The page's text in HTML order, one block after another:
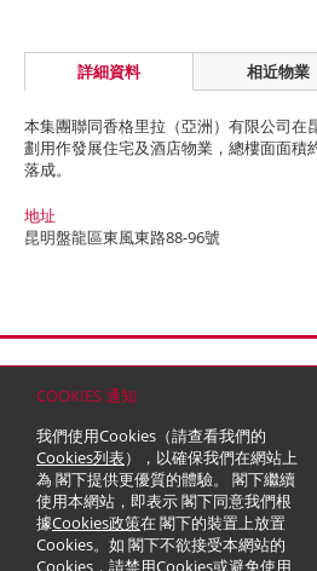
COOKIES 通知
我們使用Cookies（請查看我們的
Cookies列表），以確保我們在網站上
為 閣下提供更優質的體驗。 閣下繼續
使用本網站，即表示 閣下同意我們根
據Cookies政策在 閣下的裝置上放置
Cookies。如 閣下不欲接受本網站的
Cookies，請禁用Cookies或避免使用
詳細資料 相近物業
本集團聯同香格里拉（亞洲）有限公司在
劃用作發展住宅及酒店物業，總樓面面積
落成。
地址
昆明盤龍區東風東路88-96號
© 2026 嘉里建設有限公司 (於百慕達註冊成立之有